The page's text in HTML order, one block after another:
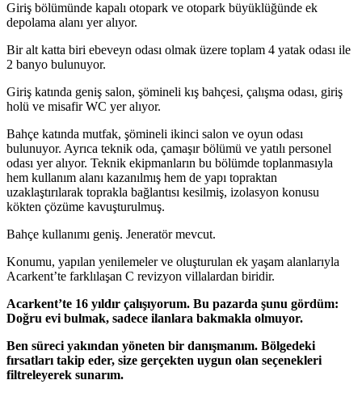
Giriş bölümünde kapalı otopark ve otopark büyüklüğünde ek
depolama alanı yer alıyor.
Bir alt katta biri ebeveyn odası olmak üzere toplam 4 yatak odası ile
2 banyo bulunuyor.
Giriş katında geniş salon, şömineli kış bahçesi, çalışma odası, giriş
holü ve misafir WC yer alıyor.
Bahçe katında mutfak, şömineli ikinci salon ve oyun odası
bulunuyor. Ayrıca teknik oda, çamaşır bölümü ve yatılı personel
odası yer alıyor. Teknik ekipmanların bu bölümde toplanmasıyla
hem kullanım alanı kazanılmış hem de yapı topraktan
uzaklaştırılarak toprakla bağlantısı kesilmiş, izolasyon konusu
kökten çözüme kavuşturulmuş.
Bahçe kullanımı geniş. Jeneratör mevcut.
Konumu, yapılan yenilemeler ve oluşturulan ek yaşam alanlarıyla
Acarkent’te farklılaşan C revizyon villalardan biridir.
Acarkent’te 16 yıldır çalışıyorum. Bu pazarda şunu gördüm:
Doğru evi bulmak, sadece ilanlara bakmakla olmuyor.
Ben süreci yakından yöneten bir danışmanım. Bölgedeki
fırsatları takip eder, size gerçekten uygun olan seçenekleri
filtreleyerek sunarım.